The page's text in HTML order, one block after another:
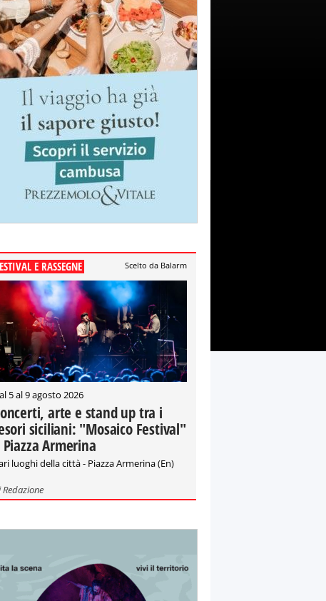
E RASSEGNE Scelto da Balarm
5 al 9 agosto 2026
arte e stand up tra i
siciliani: "Mosaico Festival"
Armerina
luoghi della città - Piazza Armerina (En)
Redazione